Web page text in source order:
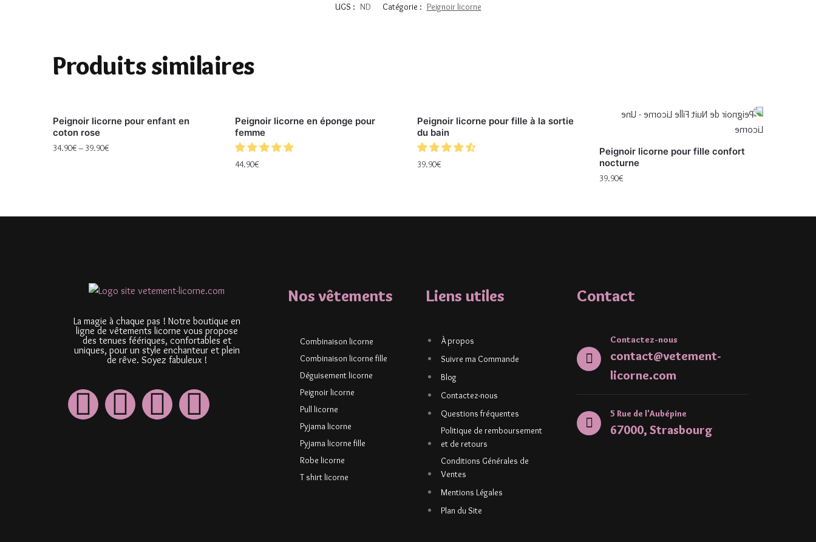
UGS : ND Catégorie : Peignoir licorne
Produits similaires
Peignoir licorne pour enfant en
coton rose
34.90€– 39.90€
Peignoir licorne en éponge pour
femme
44.90€
Peignoir licorne pour fille à la sortie
du bain
39.90€
Peignoir licorne pour fille confort
nocturne
39.90€
La magie à chaque pas ! Notre boutique en
ligne de vêtements licorne vous propose
des tenues féériques, confortables et
uniques, pour un style enchanteur et plein
de rêve. Soyez fabuleux !
Nos vêtements
Combinaison licorne
Combinaison licorne fille
Déguisement licorne
Peignoir licorne
Pull licorne
Pyjama licorne
Pyjama licorne fille
Robe licorne
T shirt licorne
Liens utiles
À propos
Suivre ma Commande
Blog
Contactez-nous
Questions fréquentes
Politique de remboursement
et de retours
Conditions Générales de
Ventes
Mentions Légales
Plan du Site
Contact
Contactez-nous
contact@vetement-
licorne.com
5 Rue de l'Aubépine
67000, Strasbourg